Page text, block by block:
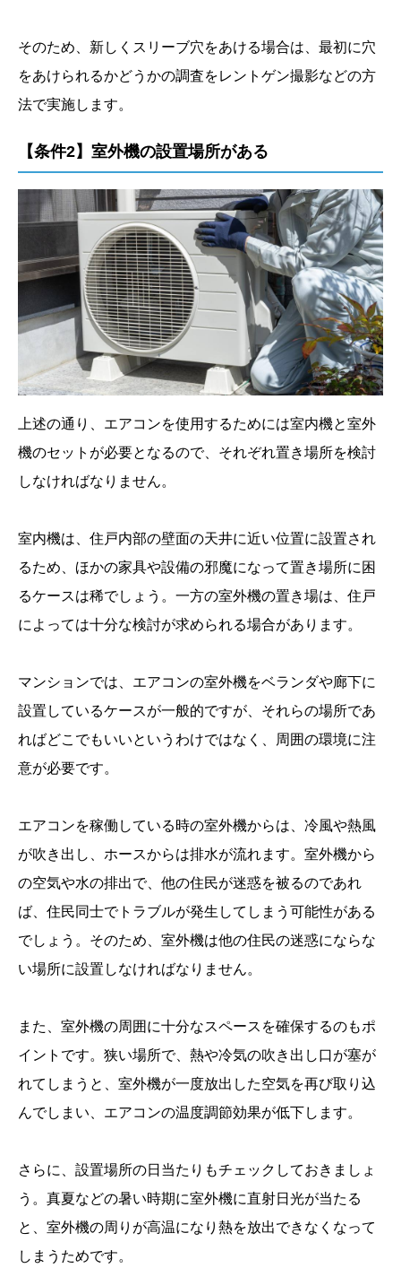
そのため、新しくスリーブ穴をあける場合は、最初に穴
をあけられるかどうかの調査をレントゲン撮影などの方
法で実施します。
【条件2】室外機の設置場所がある
上述の通り、エアコンを使用するためには室内機と室外
機のセットが必要となるので、それぞれ置き場所を検討
しなければなりません。
室内機は、住戸内部の壁面の天井に近い位置に設置され
るため、ほかの家具や設備の邪魔になって置き場所に困
るケースは稀でしょう。一方の室外機の置き場は、住戸
によっては十分な検討が求められる場合があります。
マンションでは、エアコンの室外機をベランダや廊下に
設置しているケースが一般的ですが、それらの場所であ
ればどこでもいいというわけではなく、周囲の環境に注
意が必要です。
エアコンを稼働している時の室外機からは、冷風や熱風
が吹き出し、ホースからは排水が流れます。室外機から
の空気や水の排出で、他の住民が迷惑を被るのであれ
ば、住民同士でトラブルが発生してしまう可能性がある
でしょう。そのため、室外機は他の住民の迷惑にならな
い場所に設置しなければなりません。
また、室外機の周囲に十分なスペースを確保するのもポ
イントです。狭い場所で、熱や冷気の吹き出し口が塞が
れてしまうと、室外機が一度放出した空気を再び取り込
んでしまい、エアコンの温度調節効果が低下します。
さらに、設置場所の日当たりもチェックしておきましょ
う。真夏などの暑い時期に室外機に直射日光が当たる
と、室外機の周りが高温になり熱を放出できなくなって
しまうためです。